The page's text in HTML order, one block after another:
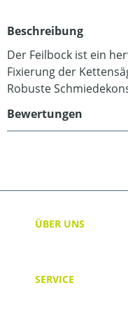
Beschreibung
Der Feilbock ist ein
Fixierung der
Robuste
Bewertungen
ÜBER UNS
SERVICE